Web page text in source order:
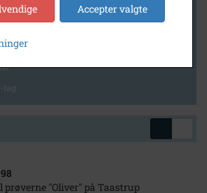
tag
prøverne "Oliver" på Taastrup
Accepter valgte